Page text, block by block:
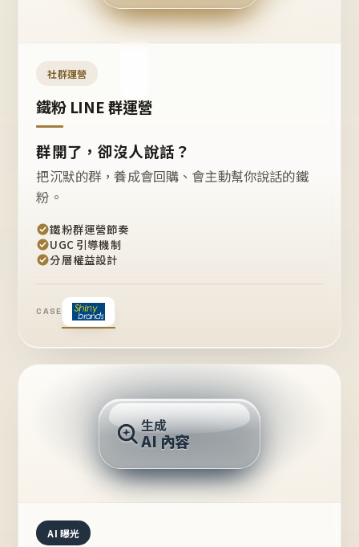
開團
嗎？
社群運營
鐵粉 LINE 群運營
群開了，卻沒人說話？
把沉默的群，養成會回購、會主動幫你說話的鐵
粉。
鐵粉群運營節奏
UGC 引導機制
分層權益設計
CASE
推薦的台灣品牌？
生成
AI 內容
AI 曝光